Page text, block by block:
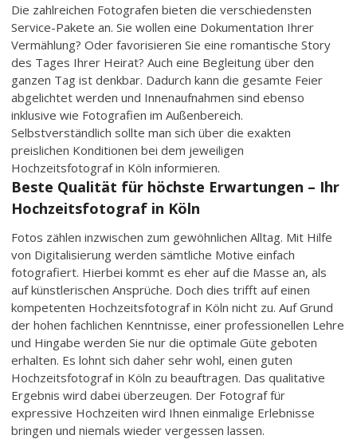
Die zahlreichen Fotografen bieten die verschiedensten
Service-Pakete an. Sie wollen eine Dokumentation Ihrer
Vermählung? Oder favorisieren Sie eine romantische Story
des Tages Ihrer Heirat? Auch eine Begleitung über den
ganzen Tag ist denkbar. Dadurch kann die gesamte Feier
abgelichtet werden und Innenaufnahmen sind ebenso
inklusive wie Fotografien im Außenbereich.
Selbstverständlich sollte man sich über die exakten
preislichen Konditionen bei dem jeweiligen
Hochzeitsfotograf in Köln informieren.
Beste Qualität für höchste Erwartungen – Ihr
Hochzeitsfotograf in Köln
Fotos zählen inzwischen zum gewöhnlichen Alltag. Mit Hilfe
von Digitalisierung werden sämtliche Motive einfach
fotografiert. Hierbei kommt es eher auf die Masse an, als
auf künstlerischen Ansprüche. Doch dies trifft auf einen
kompetenten Hochzeitsfotograf in Köln nicht zu. Auf Grund
der hohen fachlichen Kenntnisse, einer professionellen Lehre
und Hingabe werden Sie nur die optimale Güte geboten
erhalten. Es lohnt sich daher sehr wohl, einen guten
Hochzeitsfotograf in Köln zu beauftragen. Das qualitative
Ergebnis wird dabei überzeugen. Der Fotograf für
expressive Hochzeiten wird Ihnen einmalige Erlebnisse
bringen und niemals wieder vergessen lassen.